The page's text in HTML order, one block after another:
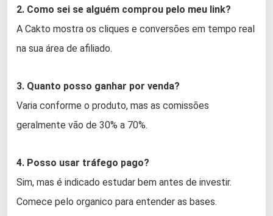
2. Como sei se alguém comprou pelo meu link?
A Cakto mostra os cliques e conversões em tempo real
na sua área de afiliado.
3. Quanto posso ganhar por venda?
Varia conforme o produto, mas as comissões
geralmente vão de 30% a 70%.
4. Posso usar tráfego pago?
Sim, mas é indicado estudar bem antes de investir.
Comece pelo organico para entender as bases.